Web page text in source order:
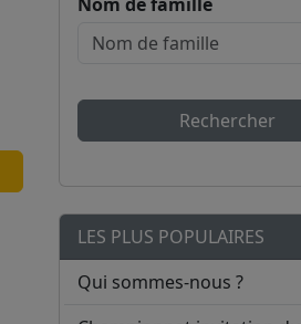
Rechercher
LES PLUS POPULAIRES
Qui sommes-nous ?